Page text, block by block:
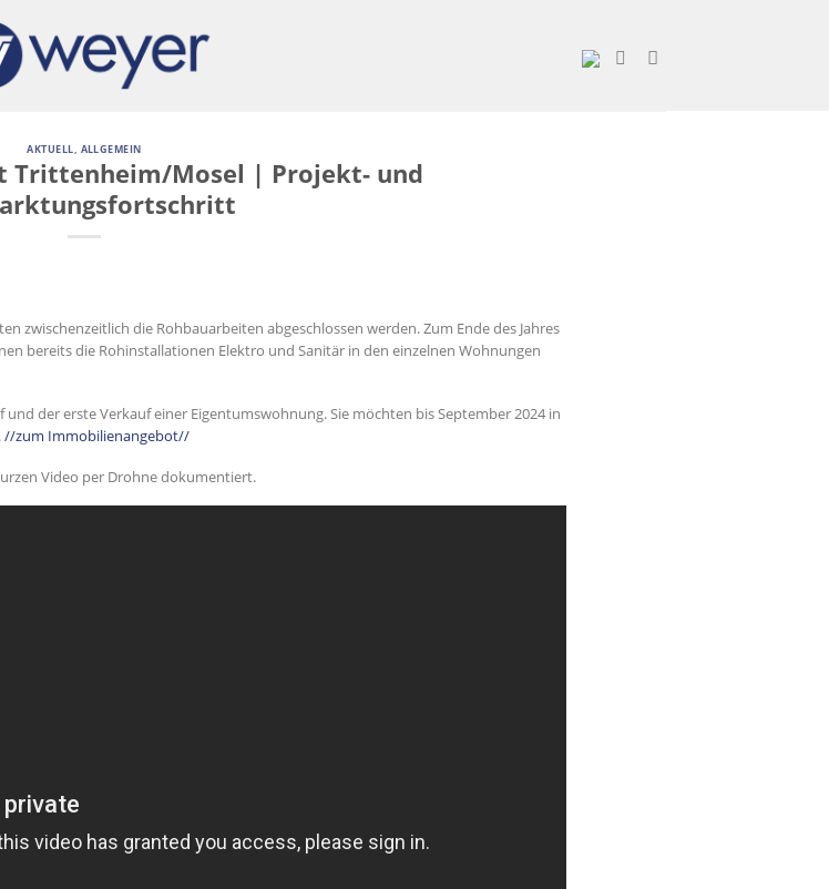
AKTUELL, ALLGEMEIN
Trittenheim/Mosel | Projekt- und
zwischenzeitlich die Rohbauarbeiten abgeschlossen werden. Zum Ende des Jahres
bereits die Rohinstallationen Elektro und Sanitär in den einzelnen Wohnungen
der erste Verkauf einer Eigentumswohnung. Sie möchten bis September 2024 in
//zum Immobilienangebot//
Video per Drohne dokumentiert.